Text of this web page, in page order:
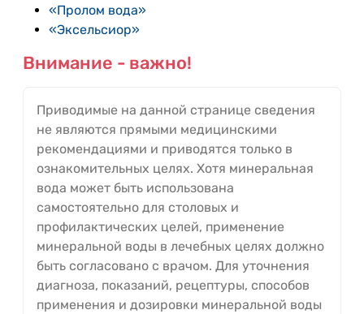
«Пролом вода»
«Эксельсиор»
Внимание - важно!
Приводимые на данной странице сведения
не являются прямыми медицинскими
рекомендациями и приводятся только в
ознакомительных целях. Хотя минеральная
вода может быть использована
самостоятельно для столовых и
профилактических целей, применение
минеральной воды в лечебных целях должно
быть согласовано с врачом. Для уточнения
диагноза, показаний, рецептуры, способов
применения и дозировки минеральной воды